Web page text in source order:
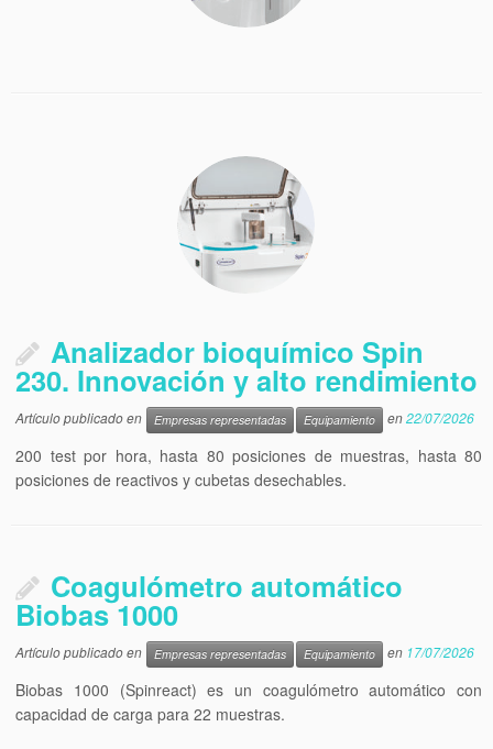
Analizador bioquímico Spin
230. Innovación y alto rendimiento
Artículo publicado en Empresas representadas Equipamiento en22/07/2026
200 test por hora, hasta 80 posiciones de muestras, hasta 80
posiciones de reactivos y cubetas desechables.
Coagulómetro automático
Biobas 1000
Artículo publicado en Empresas representadas Equipamiento en 17/07/2026
Biobas 1000 (Spinreact) es un coagulómetro automático con
capacidad de carga para 22 muestras.